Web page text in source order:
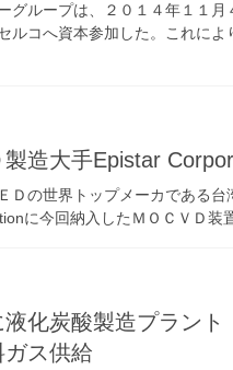
グループは、２０１４年１１
ルコへ資本参加した。これに
造大手Epistar
Ｄの世界トップメーカである台
に今回納入したＭＯＣＶＤ装
化炭酸製造プラン
ス供給